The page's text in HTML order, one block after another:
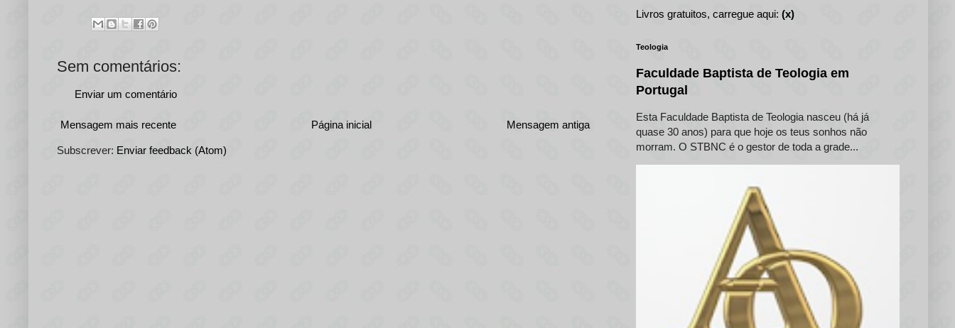
Sem comentários:
Enviar um comentário
Mensagem mais recente Mensagem antiga
Página inicial
Subscrever: Enviar feedback (Atom)
Livros gratuitos, carregue aqui: (x)
Teologia
Faculdade Baptista de Teologia em
Portugal
Esta Faculdade Baptista de Teologia nasceu (há já
quase 30 anos) para que hoje os teus sonhos não
morram. O STBNC é o gestor de toda a grade...